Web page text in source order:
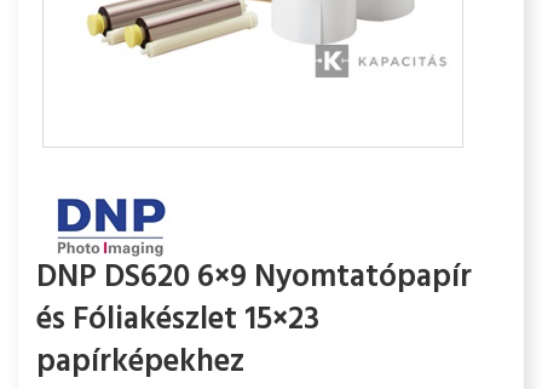
DNP DS620 6×9 Nyomtatópapír
és Fóliakészlet 15×23
papírképekhez